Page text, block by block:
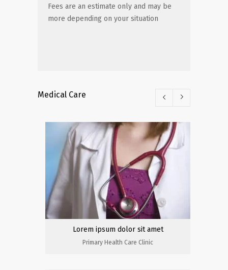
Fees are an estimate only and may be
more depending on your situation
Medical Care
Lorem ipsum dolor sit amet
Primary Health Care Clinic